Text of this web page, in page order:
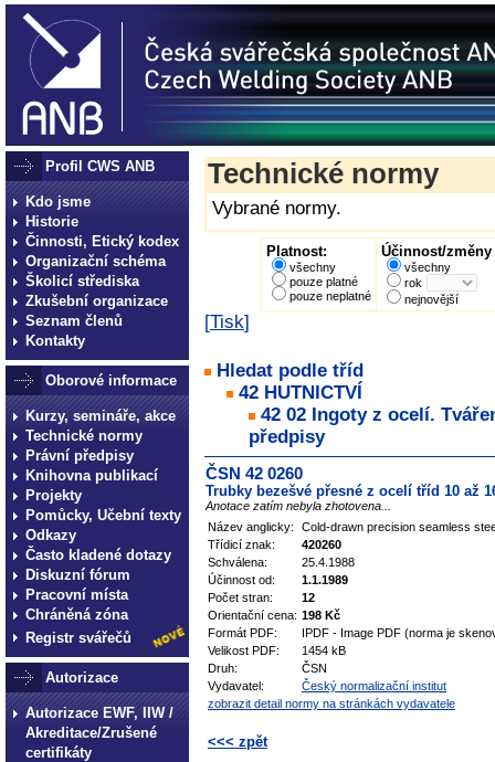
Profil CWS ANB
Kdo jsme
Historie
Činnosti, Etický kodex
Organizační schéma
Školicí střediska
Zkušební organizace
Seznam členů
Kontakty
Oborové informace
Kurzy, semináře, akce
Technické normy
Právní předpisy
Knihovna publikací
Projekty
Pomůcky, Učební texty
Odkazy
Často kladené dotazy
Diskuzní fórum
Pracovní místa
Chráněná zóna
Registr svářečů
Autorizace
Autorizace EWF, IIW /
Akreditace/Zrušené
certifikáty
Technické normy
Vybrané normy.
Platnost:
všechny
pouze platné
pouze neplatné
Účinnost/změny
všechny
rok
nejnovější
[Tisk]
Hledat podle tříd
42 HUTNICTVÍ
42 02 Ingoty z ocelí.
předpisy
ČSN 42 0260
Trubky bezešvé přesné z ocelí tříd 10 až
Anotace zatím nebyla zhotovena...
Název anglicky:
Cold-drawn precision seamless
Třídicí znak:
420260
Schválena:
25.4.1988
Účinnost od:
1.1.1989
Počet stran:
12
Orientační cena: 198 Kč
Formát PDF:
IPDF - Image PDF (norma je
Velikost PDF:
1454 kB
Druh:
ČSN
Vydavatel:
Český normalizační institut
zobrazit detail normy na stránkách vydavatele
<<< zpět